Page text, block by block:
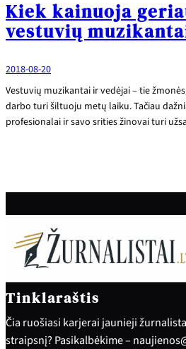
Kiek kainuoja
vestuvių
2018-08-20
Vestuvių muzikantai ir vedėjai – tie
darbo turi šiltuoju metų laiku. Tačiau
profesionalai ir savo srities žinovai turi
Tinklaraštis
Čia ruošiasi karjerai jaunieji
straipsnį? Pasikalbėkime –